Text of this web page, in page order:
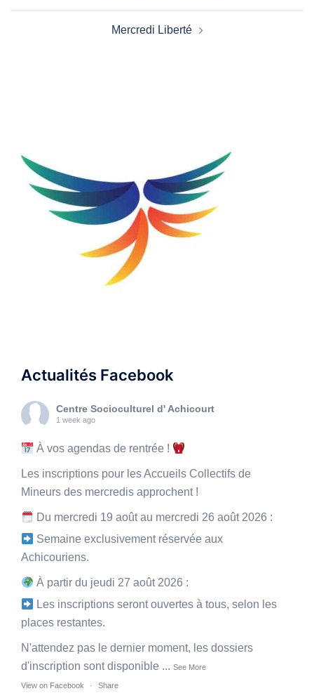
Mercredi Liberté
Actualités Facebook
Centre Socioculturel d' Achicourt
1 week ago
À vos agendas de rentrée !
Les inscriptions pour les Accueils Collectifs de
Mineurs des mercredis approchent !
Du mercredi 19 août au mercredi 26 août 2026 :
Semaine exclusivement réservée aux
Achicouriens.
À partir du jeudi 27 août 2026 :
Les inscriptions seront ouvertes à tous, selon les
places restantes.
N'attendez pas le dernier moment, les dossiers
d'inscription sont disponible ... See More
View on Facebook · Share